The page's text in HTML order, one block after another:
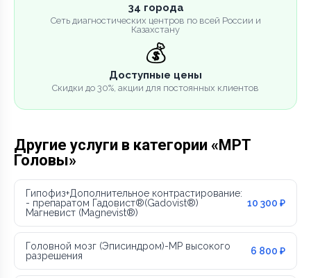
34 города
Сеть диагностических центров по всей России и
Казахстану
💰
Доступные цены
Скидки до 30%, акции для постоянных клиентов
Другие услуги в категории «МРТ
Головы»
Гипофиз+Дополнительное контрастирование:
- препаратом Гадовист®(Gadovist®)
Магневист (Magnevist®)
10 300 ₽
Головной мозг (Эписиндром)-МР высокого
разрешения
6 800 ₽